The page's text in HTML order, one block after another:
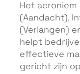
Het acroniem
(Aandacht),
(Verlangen)
helpt
effectieve
gericht zijn